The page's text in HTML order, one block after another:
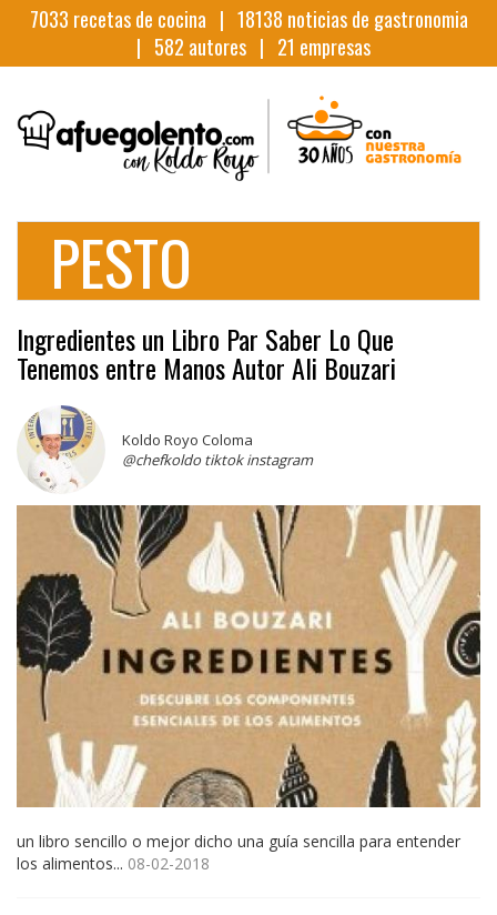
7033 recetas de cocina | 18138 noticias de gastronomia
| 582 autores | 21 empresas
PESTO
Ingredientes un Libro Par Saber Lo Que
Tenemos entre Manos Autor Ali Bouzari
Koldo Royo Coloma
@chefkoldo tiktok instagram
un libro sencillo o mejor dicho una guía sencilla para entender
los alimentos... 08-02-2018